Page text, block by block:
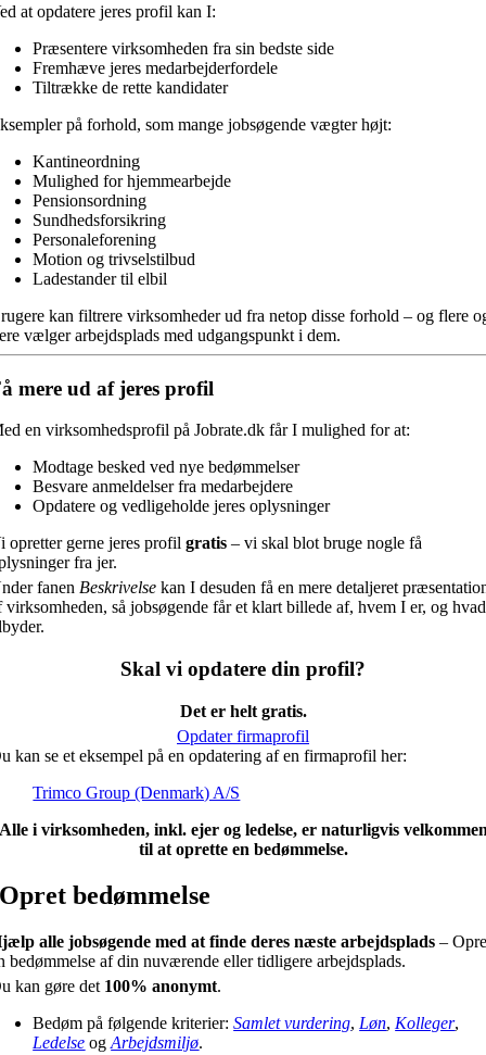
at opdatere jeres profil kan I:
Præsentere virksomheden fra sin bedste side
Fremhæve jeres medarbejderfordele
Tiltrække de rette kandidater
på forhold, som mange jobsøgende vægter højt:
Kantineordning
Mulighed for hjemmearbejde
Pensionsordning
Sundhedsforsikring
Personaleforening
Motion og trivselstilbud
Ladestander til elbil
kan filtrere virksomheder ud fra netop disse forhold – og flere
vælger arbejdsplads med udgangspunkt i dem.
mere ud af jeres profil
en virksomhedsprofil på Jobrate.dk får I mulighed for at:
Modtage besked ved nye bedømmelser
Besvare anmeldelser fra medarbejdere
Opdatere og vedligeholde jeres oplysninger
opretter gerne jeres profilgratis – vi skal blot bruge nogle få
fra jer.
fanen Beskrivelse kan I desuden få en mere detaljeret
virksomheden, så jobsøgende får et klart billede af, hvem I er, og
Skal vi opdatere din profil?
Det er helt gratis.
Opdater firmaprofil
kan se et eksempel på en opdatering af en firmaprofil her:
Trimco Group (Denmark) A/S
i virksomheden, inkl. ejer og ledelse, er naturligvis
til at oprette en bedømmelse.
Opret bedømmelse
alle jobsøgende med at finde deres næste arbejdsplads –
bedømmelse af din nuværende eller tidligere arbejdsplads.
kan gøre det 100% anonymt.
Bedøm på følgende kriterier:Samlet vurdering, Løn, Kolleger,
Ledelse ogArbejdsmiljø.